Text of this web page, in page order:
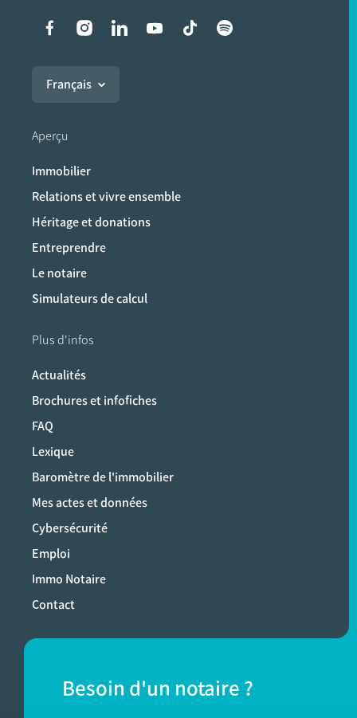
Liens vers les réseaux
Français
Aperçu
Immobilier
Relations et vivre ensemble
Héritage et donations
Entreprendre
Le notaire
Simulateurs de calcul
Plus d'infos
Actualités
Brochures et infofiches
FAQ
Lexique
Baromètre de l'immobilier
Mes actes et données
Cybersécurité
Emploi
Immo Notaire
Contact
Besoin d'un notaire ?